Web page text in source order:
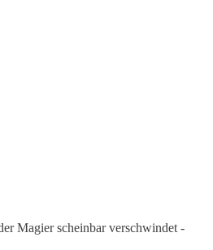
Magier scheinbar verschwindet -